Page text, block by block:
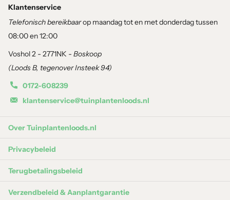
geplant. En kan jij genieten van mooie gezonde volle planten.
1 zakPokon Hortensia grond Bio
Klantenservice
Telefonisch bereikbaarop maandag tot en met donderdag tussen
08:00 en 12:00
Voshol 2 - 2771NK - Boskoop
(Loods B, tegenover Insteek 94)
0172-608239
klantenservice@tuinplantenloods.nl
Over Tuinplantenloods.nl
Privacybeleid
Terugbetalingsbeleid
Verzendbeleid & Aanplantgarantie